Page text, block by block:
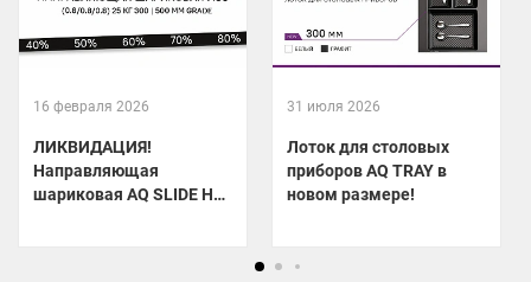
16 февраля 2026
ЛИКВИДАЦИЯ!
Направляющая
шариковая AQ SLIDE Н35
31 июля 2026
Лоток для столовых
приборов AQ TRAY в
новом размере!